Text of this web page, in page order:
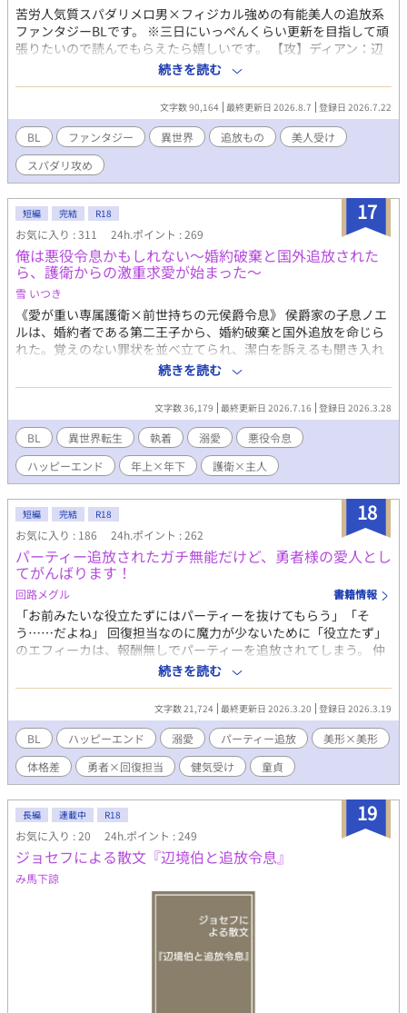
苦労人気質スパダリメロ男×フィジカル強めの有能美人の追放系
ファンタジーBLです。 ※三日にいっぺんくらい更新を目指して頑
張りたいので読んでもらえたら嬉しいです。 【攻】ディアン：辺
境地の私兵隊副長。苦労人気質の真面目な男。わりとなんでもも
こなす物腰柔らかめスパダリ。面倒臭いタイプから目が離せない
野郎。 【受】アラスタ：クソ真面目気質美人おにーさん。バグレ
ベルの魅了つきで生活に支障あり。わけあって情緒がばぶちゃ
ん。恋愛初心者。 【あらすじ】 王都の政権交代の混乱に巻き込ま
れ、アラバスターは辺境地へと追放されることになった。暗君の
お気に入り、何も成さない装飾石と揶揄されていたアラバスター
だったが、辺境地での生活は彼にとってあまりにも新しく、そし
て希望に満ちたものだった。 一方、アラバスターの護衛兼保護者
状態の私兵隊副長ディアンは、あまりにも素直な彼の性質に否が
応にも惹かれてしまう。
続きを読む
文字数 90,164 最終更新日 2026.8.7 登録日 2026.7.22
BL ファンタジー 異世界 追放もの
美人受け
スパダリ攻め
17
短編 完結 R18
お気に入り : 311 24h.ポイント : 269
俺は悪役令息かもしれない〜婚約破棄と国外追放された
ら、護衛からの激重求愛が始まった〜
雪 いつき
《愛が重い専属護衛×前世持ちの元侯爵令息》 侯爵家の子息ノエ
ルは、婚約者である第二王子から、婚約破棄と国外追放を命じら
れた。覚えのない罪状を並べ立てられ、潔白を訴えるも聞き入れ
られなかった。 失意の内に屋敷へと戻ったノエルは、八年前から
ノエルの護衛を務めていたルーファスの勧めで、両親と共に隣国
へと移り住むことに。 ルーファスは国を追われたノエルにも、変
わらず献身的な様子を見せる。 突然の移住を自然に見せるためと
いうルーファスの提案で、婚約者として振る舞うことにな
り……。
続きを読む
文字数 36,179 最終更新日 2026.7.16 登録日 2026.3.28
BL 異世界転生 執着 溺愛
悪役令息
ハッピーエンド
年上×年下 護衛×主人
18
短編 完結 R18
お気に入り : 186 24h.ポイント : 262
パーティー追放されたガチ無能だけど、勇者様の愛人とし
てがんばります！
回路メグル 書籍情報
「お前みたいな役立たずにはパーティーを抜けてもらう」「そ
う……だよね」 回復担当なのに魔力が少ないために「役立たず」
のエフィーカは、報酬無しでパーティーを追放されてしまう。 仲
間も魔力もお金もない。今夜の宿にも困っていると、愛の女神様
の加護をうけた勇者であるカインが偶然通りかかり、「困ってい
る人は見すごせない」と助けてくれる。勇者の優しさに感激し、
恩を返したいエフィーカは、「愛の女神様の加護をうけた勇者
は、愛し合うことで力を高めることができる」と聴き、それなら
自分でも役に立てる！ とベッドに誘うが、勇者は興奮している様
子なのになかなか手を出してくれなくて……。 本当は愛し合いた
いけど「優しすぎて童貞（巨根）の勇者」×「役に立ちたい健気
な無能冒険者」が、愛し合うことで自分の居場所を見つけるスト
ーリーです！ ※全6話（明日、6話まで投稿します） ※Rシーンの
ある話には「☆」つけています
続きを読む
文字数 21,724 最終更新日 2026.3.20 登録日 2026.3.19
BL ハッピーエンド 溺愛 パーティー追放
美形×美形
体格差
勇者×回復担当 健気受け 童貞
19
長編 連載中 R18
お気に入り : 20 24h.ポイント : 249
ジョセフによる散文『辺境伯と追放令息』
み馬下諒